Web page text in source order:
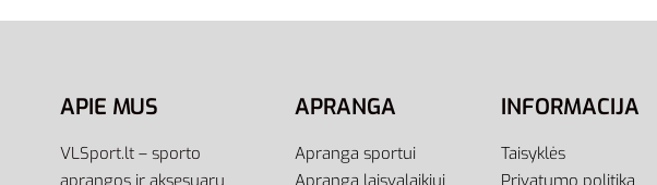
Į krepšelį Į krepšelį
APIE MUS
VLSport.lt – sporto
aprangos ir aksesuarų
APRANGA
Apranga sportui
Apranga laisvalaikiui
INFORMACIJA
Taisyklės
Privatumo politika